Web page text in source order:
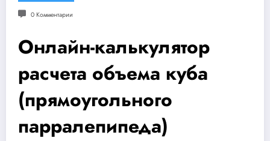
0 Комментарии
Онлайн-калькулятор
расчета объема куба
(прямоугольного
парралепипеда)